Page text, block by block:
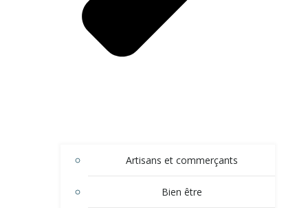
Artisans et commerçants
Bien être